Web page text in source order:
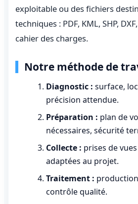
exploitable ou des fichiers
techniques : PDF, KML, SHP,
cahier des charges.
Notre méthode de
Diagnostic : surface,
précision attendue.
Préparation : plan de
nécessaires, sécurité
Collecte : prises de
adaptées au projet.
Traitement :
contrôle qualité.